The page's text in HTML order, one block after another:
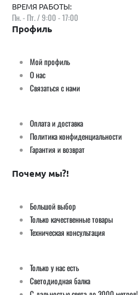
ВРЕМЯ РАБОТЫ:
Пн. - Пт. / 9:00 - 17:00
Профиль
Мой профиль
О нас
Связаться с нами
Оплата и доставка
Политика конфиденциальности
Гарантия и возврат
Почему мы?!
Большой выбор
Только качественные товары
Техническая консультация
Только у нас есть
Светодиодная балка